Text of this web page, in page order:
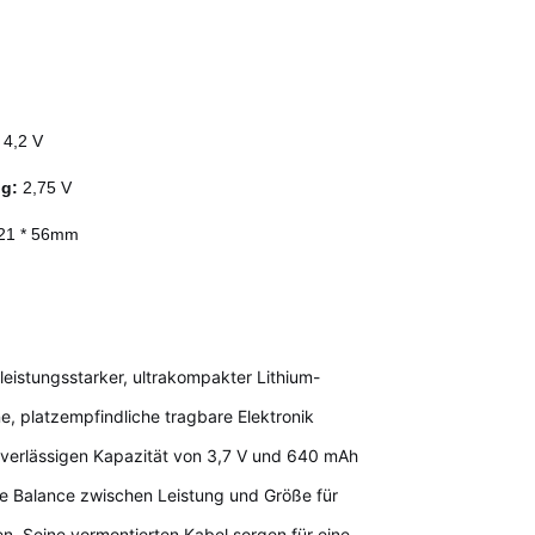
4,2 V
2,75 V
* 56mm
ultrakompakter Lithium-
platzempfindliche tragbare Elektronik
Kapazität von 3,7 V und 640 mAh
Balance zwischen Leistung und Größe für